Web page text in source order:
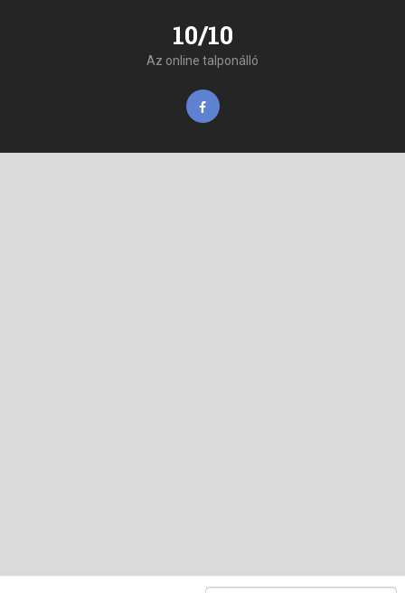
10/10
Az online talponálló